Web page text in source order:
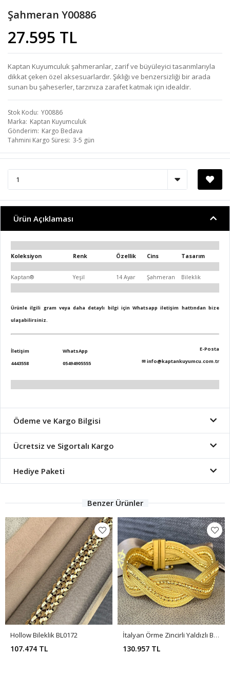
Şahmeran Y00886
27.595 TL
Kaptan Kuyumculuk şahmeranlar, zarif ve büyüleyici tasarımlarıyla
dikkat çeken özel aksesuarlardır. Şıklığı ve benzersizliği bir arada
sunan bu şaheserler, tarzınıza zarafet katmak için idealdir.
Stok Kodu Y00886
Marka Kaptan Kuyumculuk
Gönderim Kargo Bedava
Tahmini Kargo Süresi 3-5 gün
Ürün Açıklaması
Koleksiyon Renk Özellik Cins Tasarım
Kaptan® Yeşil 14 Ayar Şahmeran Bileklik
Ürünle ilgili gram veya daha detaylı bilgi için Whatsapp iletişim hattından bize
ulaşabilirsiniz.
İletişim
4443558
WhatsApp
05494905555
E-Posta
✉info@kaptankuyumcu.com.tr
Ödeme ve Kargo Bilgisi
Ücretsiz ve Sigortalı Kargo
Hediye Paketi
Benzer Ürünler
Hollow Bileklik BL0172
107.474 TL
İtalyan Örme Zincirli Yaldızlı Bileklik BL0153
130.957 TL